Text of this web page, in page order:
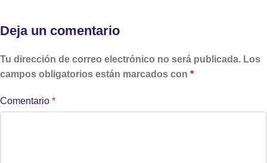
Deja un comentario
Tu dirección de correo electrónico no será publicada. Los
campos obligatorios están marcados con *
Comentario *